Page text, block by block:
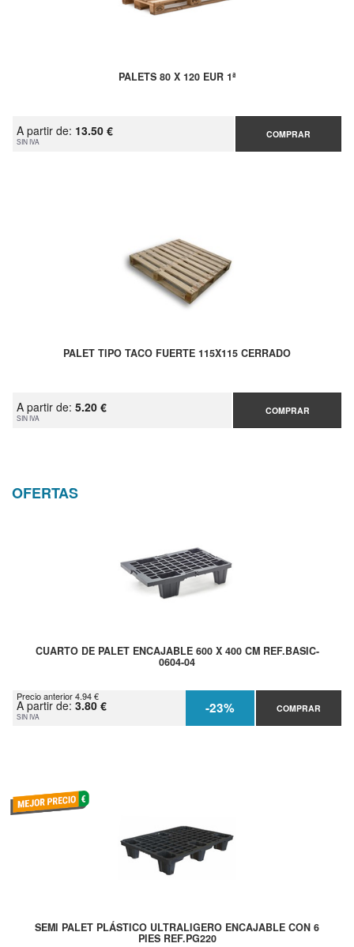
PALETS 80 X 120 EUR 1ª
A partir de: 13.50 €
SIN IVA
COMPRAR
PALET TIPO TACO FUERTE 115X115 CERRADO
A partir de: 5.20 €
SIN IVA
COMPRAR
OFERTAS
CUARTO DE PALET ENCAJABLE 600 X 400 CM REF.BASIC-
0604-04
Precio anterior 4.94 €
A partir de: 3.80 €
SIN IVA -23% COMPRAR
SEMI PALET PLÁSTICO ULTRALIGERO ENCAJABLE CON 6
PIES REF.PG220